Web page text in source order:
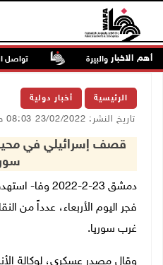
أهم الاخبار تواصل
الرئيسية أخبار دولية
تاريخ النشر: 23/02/2022 08:03 ص
قصف إسرائيلي في
دمشق 23-2-2022
فجر اليوم الأربعاء، عدداً من
غرب سوريا.
وقال مصدر عسكري، لوكالة